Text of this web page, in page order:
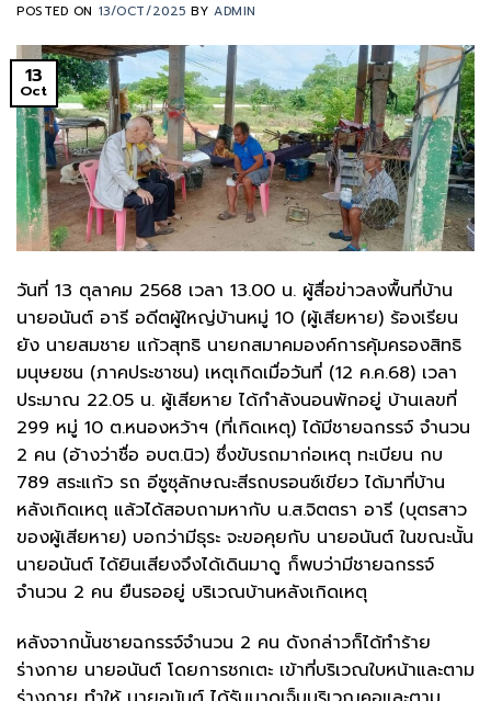
POSTED ON 13/OCT/2025 BYADMIN
13
Oct
วันที่ 13 ตุลาคม 2568 เวลา 13.00 น. ผู้สื่อข่าวลงพื้นที่บ้าน
นายอนันต์ อารี อดีตผู้ใหญ่บ้านหมู่ 10 (ผู้เสียหาย) ร้องเรียน
ยัง นายสมชาย แก้วสุทธิ นายกสมาคมองค์การคุ้มครองสิทธิ
มนุษยชน (ภาคประชาชน) เหตุเกิดเมื่อวันที่ (12 ค.ค.68) เวลา
ประมาณ 22.05 น. ผู้เสียหาย ได้กำลังนอนพักอยู่ บ้านเลขที่
299 หมู่ 10 ต.หนองหว้าฯ (ที่เกิดเหตุ) ได้มีชายฉกรรจ์ จำนวน
2 คน (อ้างว่าชื่อ อบต.นิว) ซึ่งขับรถมาก่อเหตุ ทะเบียน กบ
789 สระแก้ว รถ อีซูซุลักษณะสีรถบรอนซ์เขียว ได้มาที่บ้าน
หลังเกิดเหตุ แล้วได้สอบถามหากับ น.ส.จิตตรา อารี (บุตรสาว
ของผู้เสียหาย) บอกว่ามีธุระ จะขอคุยกับ นายอนันต์ ในขณะนั้น
นายอนันต์ ได้ยินเสียงจึงได้เดินมาดู ก็พบว่ามีชายฉกรรจ์
จำนวน 2 คน ยืนรออยู่ บริเวณบ้านหลังเกิดเหตุ
หลังจากนั้นชายฉกรรจ์จำนวน 2 คน ดังกล่าวก็ได้ทำร้าย
ร่างกาย นายอนันต์ โดยการชกเตะ เข้าที่บริเวณใบหน้าและตาม